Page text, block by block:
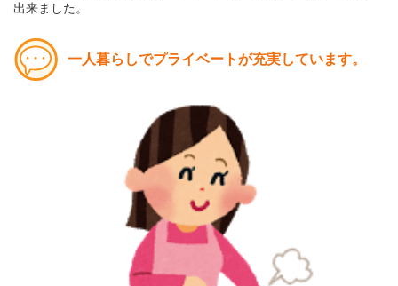
出来ました。
一人暮らしでプライベートが充実しています。